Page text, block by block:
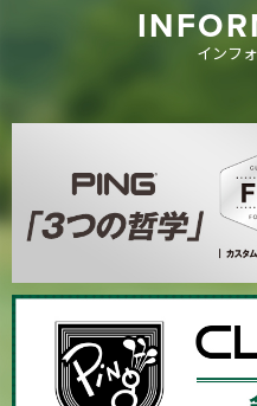
インフ